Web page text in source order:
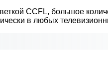
CCFL, большое
в любых